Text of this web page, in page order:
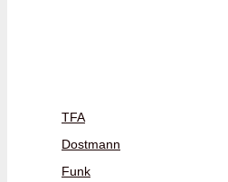
TFA
Dostmann
Funk